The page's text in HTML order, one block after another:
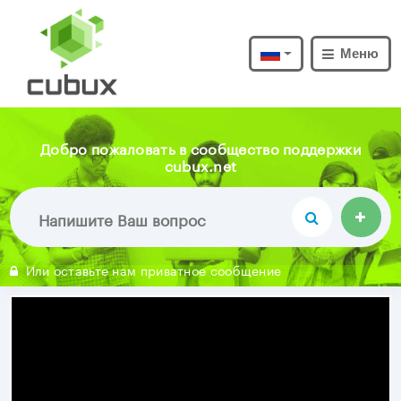
Меню
Добро пожаловать в сообщество поддержки
cubux.net
Или оставьте нам приватное сообщение